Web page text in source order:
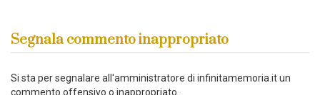
Segnala commento inappropriato
Si sta per segnalare all'amministratore di infinitamemoria.it un
commento offensivo o inappropriato.